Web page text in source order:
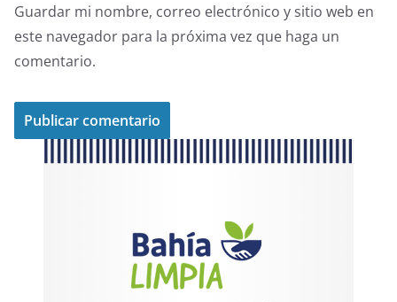
Guardar mi nombre, correo electrónico y sitio web en
este navegador para la próxima vez que haga un
comentario.